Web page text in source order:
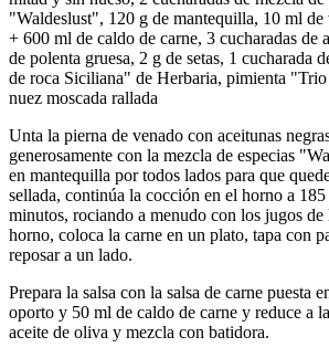
"Waldeslust", 120 g de mantequilla, 10 ml
+ 600 ml de caldo de carne, 3 cucharadas de
de polenta gruesa, 2 g de setas, 1 cucharada
de roca Siciliana" de Herbaria, pimienta
nuez moscada rallada
Unta la pierna de venado con aceitunas
generosamente con la mezcla de especias
en mantequilla por todos lados para que
sellada, continúa la cocción en el horno a
minutos, rociando a menudo con los jugos
horno, coloca la carne en un plato, tapa con
reposar a un lado.
Prepara la salsa con la salsa de carne puesta
oporto y 50 ml de caldo de carne y reduce a
aceite de oliva y mezcla con batidora.